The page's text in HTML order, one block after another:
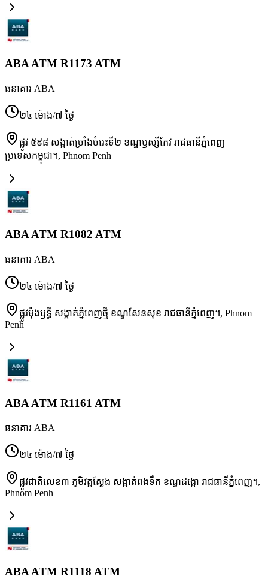
ABA ATM R1173 ATM
ធនាគារ ABA
២៤ ម៉ោង/៧ ថ្ងៃ
ផ្លូវ ៥៩៨ សង្កាត់ច្រាំងចំរេះទី២ ខណ្ឌឫស្សីកែវ រាជធានីភ្នំពេញ
ប្រទេសកម្ពុជា។, Phnom Penh
ABA ATM R1082 ATM
ធនាគារ ABA
២៤ ម៉ោង/៧ ថ្ងៃ
ផ្លូវម៉ុងឫទ្ធី សង្កាត់ភ្នំពេញថ្មី ខណ្ឌសែនសុខ រាជធានីភ្នំពេញ។, Phnom
Penh
ABA ATM R1161 ATM
ធនាគារ ABA
២៤ ម៉ោង/៧ ថ្ងៃ
ផ្លូវជាតិលេខ៣ ភូមិវត្តស្លែង សង្កាត់ពងទឹក ខណ្ឌដង្កោ រាជធានីភ្នំពេញ។,
Phnom Penh
ABA ATM R1118 ATM